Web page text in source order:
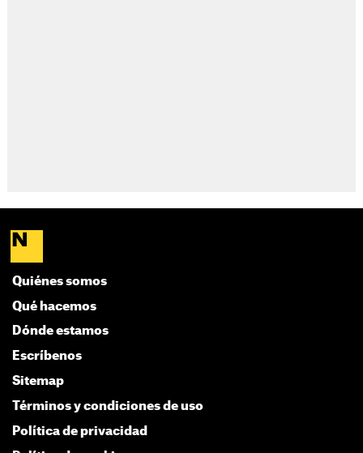
Quiénes somos
Qué hacemos
Dónde estamos
Escríbenos
Sitemap
Términos y condiciones de uso
Política de privacidad